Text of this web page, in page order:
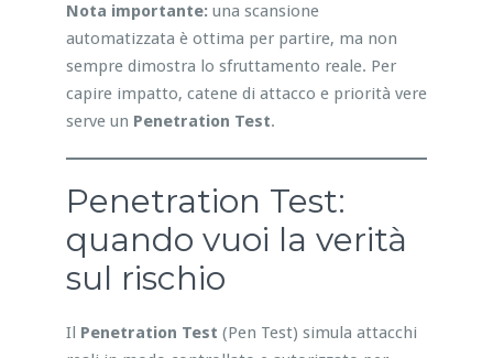
Nota importante: una scansione
automatizzata è ottima per partire, ma non
sempre dimostra lo sfruttamento reale. Per
capire impatto, catene di attacco e priorità vere
serve un Penetration Test.
Penetration Test:
quando vuoi la verità
sul rischio
Il Penetration Test (Pen Test) simula attacchi